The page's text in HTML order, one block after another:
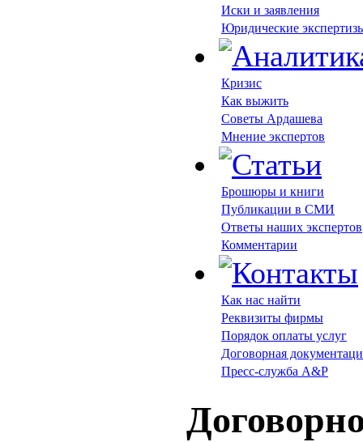
Иски и заявления
Юридические
Кризис
Как выжить
Советы Ардашева
Мнение экспертов
Брошюры и книги
Публикации в СМИ
Ответы наших экспертов
Комментарии
Как нас найти
Реквизиты фирмы
Порядок оплаты услуг
Договорная
Пресс-служба A&P